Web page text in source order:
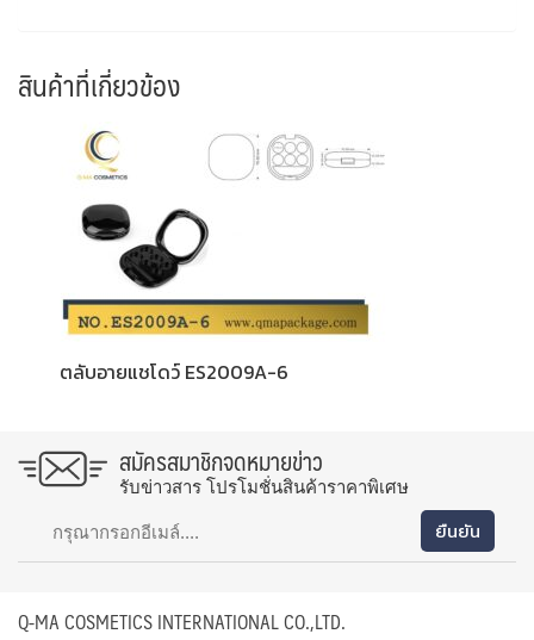
สินค้าที่เกี่ยวข้อง
ตลับอายแชโดว์ ES2009A-6
สมัครสมาชิกจดหมายข่าว
รับข่าวสาร โปรโมชั่นสินค้าราคาพิเศษ
Q-MA COSMETICS INTERNATIONAL CO.,LTD.